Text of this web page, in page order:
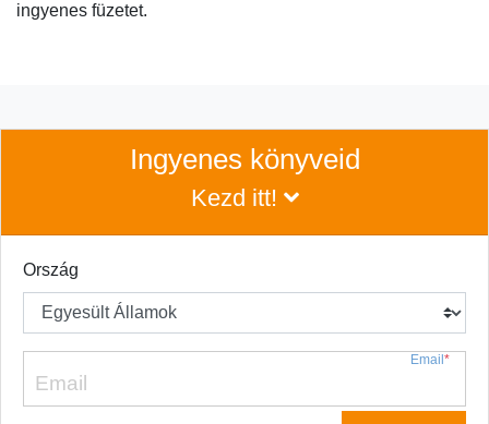
ingyenes füzetet.
Ingyenes könyveid
Kezd itt!
Ország
Email *